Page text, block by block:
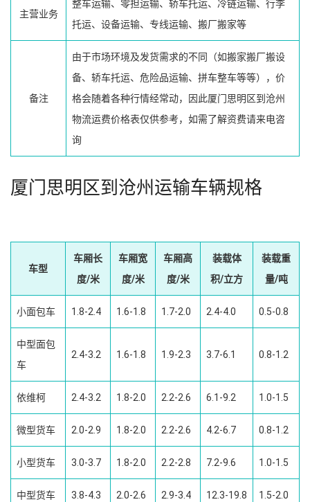
主营业务
整车运输、零担运输、轿车托运、冷链运输、行李
托运、设备运输、专线运输、搬厂搬家等
备注
由于市场环境及发货需求的不同（如搬家搬厂搬设
备、轿车托运、危险品运输、拼车整车等等），价
格会随着各种行情经常动，因此厦门思明区到沧州
物流运费价格表仅供参考，如需了解资费请来电咨
询
厦门思明区到沧州运输车辆规格
车型
车厢长
度/米
车厢宽
度/米
车厢高
度/米
装载体
积/立方
装载重
量/吨
小面包车 1.8-2.4 1.6-1.8 1.7-2.0 2.4-4.0 0.5-0.8
中型面包
车
2.4-3.2 1.6-1.8 1.9-2.3 3.7-6.1 0.8-1.2
依维柯 2.4-3.2 1.8-2.0 2.2-2.6 6.1-9.2 1.0-1.5
微型货车 2.0-2.9 1.8-2.0 2.2-2.6 4.2-6.7 0.8-1.2
小型货车 3.0-3.7 1.8-2.0 2.2-2.8 7.2-9.6 1.0-1.5
中型货车 3.8-4.3 2.0-2.6 2.9-3.4 12.3-19.8 1.5-2.0